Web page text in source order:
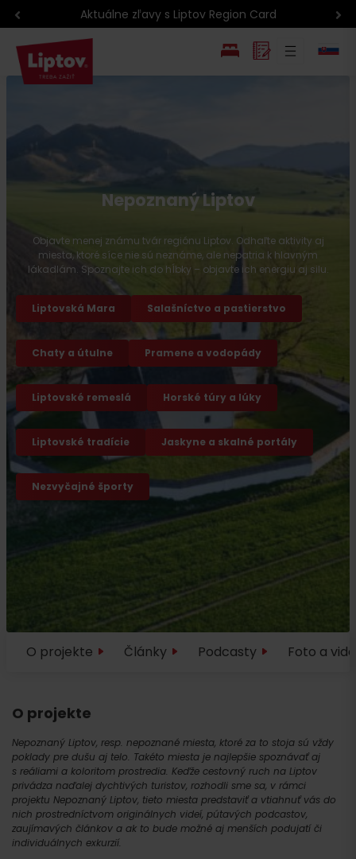
Turistika na Liptove
Nepoznaný Liptov
Objavte menej známu tvár regiónu Liptov. Odhaľte aktivity aj
miesta, ktoré síce nie sú neznáme, ale nepatria k hlavným
lákadlám. Spoznajte ich do hĺbky – objavte ich energiu aj silu.
Liptovská Mara Salašníctvo a pastierstvo
Chaty a útulne Pramene a vodopády
Liptovské remeslá Horské túry a lúky
Liptovské tradície Jaskyne a skalné portály
Nezvyčajné športy
O projekte Články Podcasty Foto a
O projekte
Nepoznaný Liptov, resp. nepoznané miesta, ktoré za to stoja sú vždy
poklady pre dušu aj telo. Takéto miesta je najlepšie spoznávať aj
s reáliami a koloritom prostredia. Keďže cestovný ruch na Liptov
privádza naďalej dychtivých turistov, rozhodli sme sa, v rámci
projektu Nepoznaný Liptov, tieto miesta predstaviť a vtiahnuť vás do
nich prostredníctvom originálnych videí, pútavých podcastov,
zaujímavých článkov a ak to bude možné aj menších podujatí či
individuálnych exkurzií.